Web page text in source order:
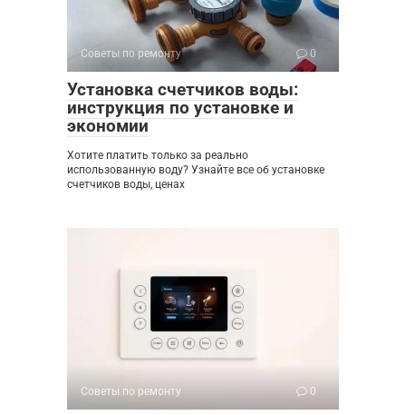
Советы по ремонту 0
Установка счетчиков воды:
инструкция по установке и
экономии
Хотите платить только за реально
использованную воду? Узнайте все об установке
счетчиков воды, ценах
Советы по ремонту 0